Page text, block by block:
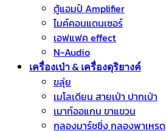
ตู้แอมป์ Amplifier
ไมค์คอนแดนเซอร์
เอฟแฟค effect
N-Audio
เครื่องเป่า & เครื่องดุริยางค์
ขลุ่ย
เมโลเดียน สายเป่า ปากเป่า
เมาท์ออแกน ขาแขวน
กลองมาร์ชชิ่ง กลองพาเหรด